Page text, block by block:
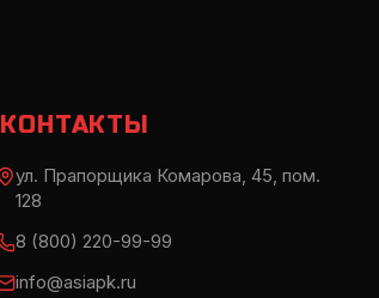
КОНТАКТЫ
ул. Прапорщика Комарова, 45, пом.
128
8 (800) 220-99-99
info@asiapk.ru